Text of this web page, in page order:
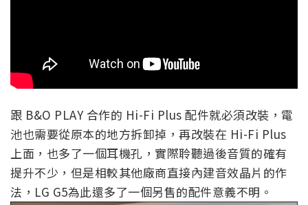
跟 B&O PLAY 合作的 Hi-Fi Plus 配件就必須改裝，電
池也需要從原本的地方拆卸掉，再改裝在 Hi-Fi Plus
上面，也多了一個耳機孔，實際聆聽過後音質的確有
提升不少，但是相較其他廠商直接內建音效晶片的作
法，LG G5為此還多了一個另售的配件意義不明。